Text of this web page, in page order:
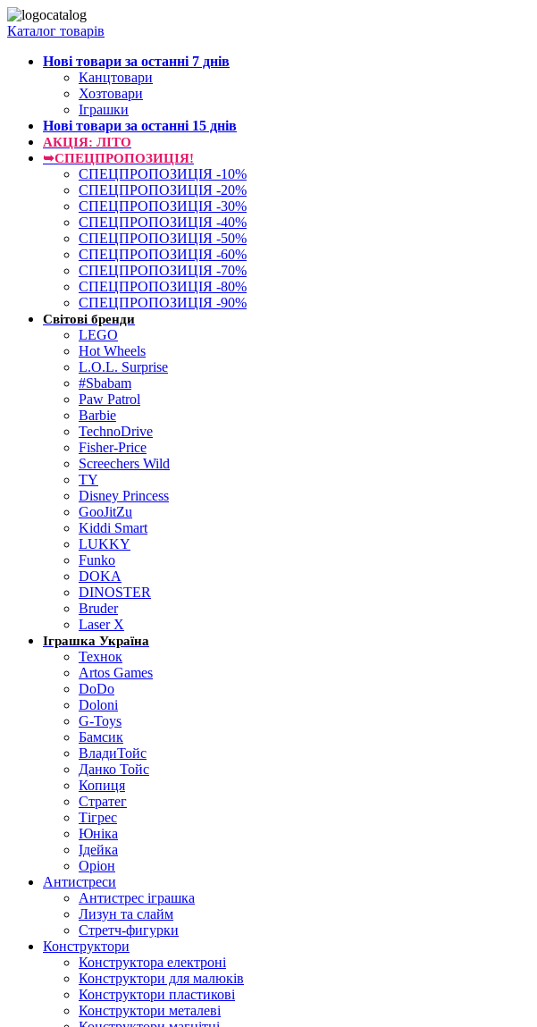
Каталог товарів
Нові товари за останнi 7 днiв
Канцтовари
Хозтовари
Іграшки
Нові товари за останнi 15 днiв
АКЦІЯ: ЛІТО
➥СПЕЦПРОПОЗИЦІЯ!
СПЕЦПРОПОЗИЦІЯ -10%
СПЕЦПРОПОЗИЦІЯ -20%
СПЕЦПРОПОЗИЦІЯ -30%
СПЕЦПРОПОЗИЦІЯ -40%
СПЕЦПРОПОЗИЦІЯ -50%
СПЕЦПРОПОЗИЦІЯ -60%
СПЕЦПРОПОЗИЦІЯ -70%
СПЕЦПРОПОЗИЦІЯ -80%
СПЕЦПРОПОЗИЦІЯ -90%
Світові бренди
LEGO
Hot Wheels
L.O.L. Surprise
#Sbabam
Paw Patrol
Barbie
TechnoDrive
Fisher-Price
Screechers Wild
TY
Disney Princess
GooJitZu
Kiddi Smart
LUKKY
Funko
DOKA
DINOSTER
Bruder
Laser X
Іграшка Україна
Технок
Artos Games
DoDo
Doloni
G-Toys
Бамсик
ВладиТойс
Данко Тойс
Копиця
Стратег
Тігрес
Юніка
Ідейка
Оріон
Антистреси
Антистрес іграшка
Лизун та слайм
Стретч-фигурки
Конструктори
Конструктора електроні
Конструктори для малюків
Конструктори пластикові
Конструктори металеві